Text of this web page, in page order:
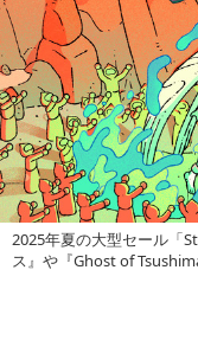
2025年夏の大型セール「
ス』や『Ghost of